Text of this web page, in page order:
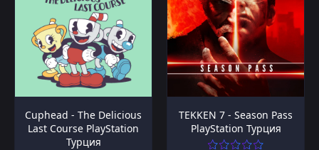
Cuphead - The Delicious
Last Course PlayStation
Турция
TEKKEN 7 - Season Pass
PlayStation Турция